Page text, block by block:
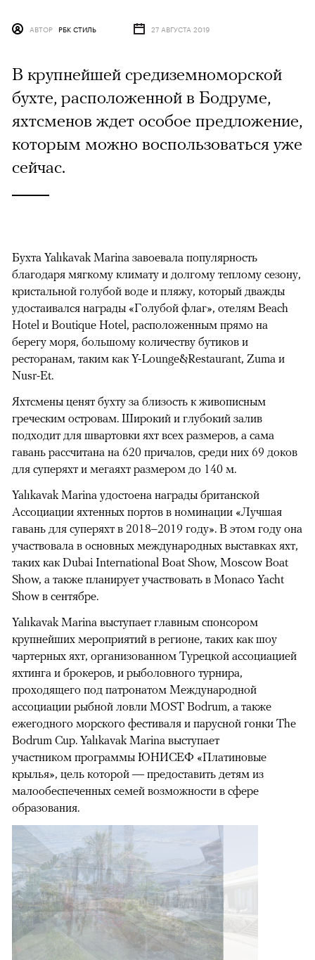
АВТОР РБК СТИЛЬ 27 АВГУСТА 2019
В крупнейшей средиземноморской
бухте, расположенной в Бодруме,
яхтсменов ждет особое предложение,
которым можно воспользоваться уже
сейчас.
Бухта Yalıkavak Marina завоевала популярность
благодаря мягкому климату и долгому теплому сезону,
кристальной голубой воде и пляжу, который дважды
удостаивался награды «Голубой флаг», отелям Beach
Hotel и Boutique Hotel, расположенным прямо на
берегу моря, большому количеству бутиков и
ресторанам, таким как Y-Lounge&Restaurant, Zuma и
Nusr-Et.
Яхтсмены ценят бухту за близость к живописным
греческим островам. Широкий и глубокий залив
подходит для швартовки яхт всех размеров, а сама
гавань рассчитана на 620 причалов, среди них 69 доков
для суперяхт и мегаяхт размером до 140 м.
Yalıkavak Marina удостоена награды британской
Ассоциации яхтенных портов в номинации «Лучшая
гавань для суперяхт в 2018–2019 году». В этом году она
участвовала в основных международных выставках яхт,
таких как Dubai International Boat Show, Moscow Boat
Show, а также планирует участвовать в Monaco Yacht
Show в сентябре.
Yalıkavak Marina выступает главным спонсором
крупнейших мероприятий в регионе, таких как шоу
чартерных яхт, организованном Турецкой ассоциацией
яхтинга и брокеров, и рыболовного турнира,
проходящего под патронатом Международной
ассоциации рыбной ловли MOST Bodrum, а также
ежегодного морского фестиваля и парусной гонки The
Bodrum Cup. Yalıkavak Marina выступает
участником программы ЮНИСЕФ «Платиновые
крылья», цель которой — предоставить детям из
малообеспеченных семей возможности в сфере
образования.